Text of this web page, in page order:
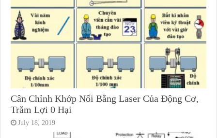
Cân Chỉnh Khớp Nối Bằng Laser Của Động Cơ,
Trăm Lợi 0 Hại
July 18, 2019